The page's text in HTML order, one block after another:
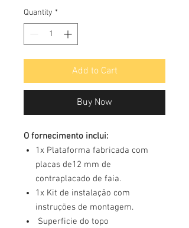
Quantity *
Add to Cart
Buy Now
O fornecimento inclui:
1x Plataforma fabricada com
placas de12 mm de
contraplacado de faia.
1x Kit de instalação com
instruções de montagem.
Superficie do topo